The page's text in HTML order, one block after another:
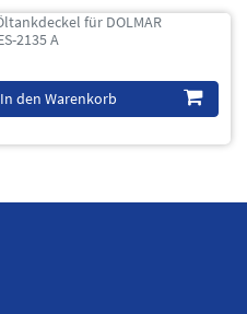
für DOLMAR
2135 A
In den Warenkorb